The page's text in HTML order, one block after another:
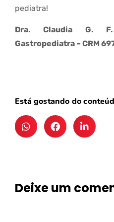
pediatra!
Dra. Claudia G. F.
Gastropediatra – CRM
Está gostando do
Deixe um